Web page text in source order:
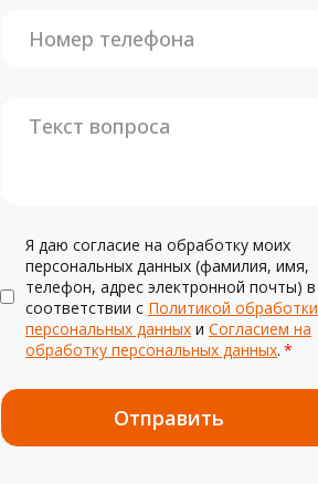
Я даю согласие на обработку моих
персональных данных (фамилия, имя,
телефон, адрес электронной почты) в
соответствии с Политикой обработки
персональных данных и Согласием на
обработку персональных данных. *